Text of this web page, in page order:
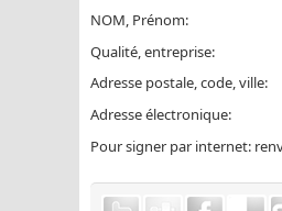
NOM, Prénom:
Qualité, entreprise:
Adresse postale, code, ville:
Adresse électronique:
Pour signer par internet: